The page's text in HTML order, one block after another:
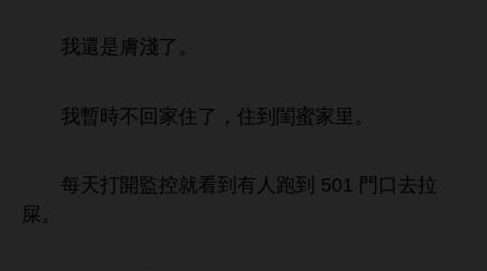
還 膚 。
暫 回 ， 到閨蜜 里。
每 打 監控就 到 到 501
拉
屎。